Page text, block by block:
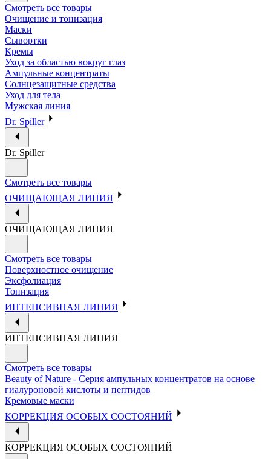
Смотреть все товары
Очищение и тонизация
Маски
Сывортки
Кремы
Уход за областью вокруг глаз
Ампульные концентраты
Солнцезащитные средства
Уход для тела
Мужская линия
Dr. Spiller
Dr. Spiller
Смотреть все товары
ОЧИЩАЮЩАЯ ЛИНИЯ
ОЧИЩАЮЩАЯ ЛИНИЯ
Смотреть все товары
Поверхностное очищение
Эксфолиация
Тонизация
ИНТЕНСИВНАЯ ЛИНИЯ
ИНТЕНСИВНАЯ ЛИНИЯ
Смотреть все товары
Beauty of Nature - Серия ампульных концентратов на основе
гиалуроновой кислоты и пептидов
Кремовые маски
КОРРЕКЦИЯ ОСОБЫХ СОСТОЯНИЙ
КОРРЕКЦИЯ ОСОБЫХ СОСТОЯНИЙ